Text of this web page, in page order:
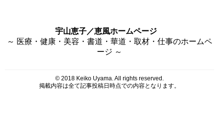
宇山恵子／恵風ホームページ
～ 医療・健康・美容・書道・華道・取材・仕事のホームペ
ージ ～
© 2018 Keiko Uyama. All rights reserved.
掲載内容は全て記事投稿日時点での内容となります。